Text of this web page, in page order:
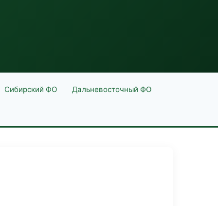
Сибирский ФО Дальневосточный ФО